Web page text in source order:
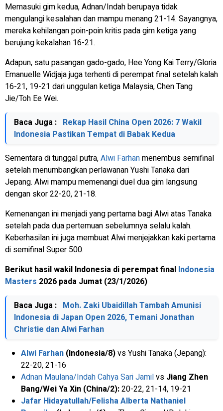
Memasuki gim kedua, Adnan/Indah berupaya tidak
mengulangi kesalahan dan mampu menang 21-14. Sayangnya,
mereka kehilangan poin-poin kritis pada gim ketiga yang
berujung kekalahan 16-21.
Adapun, satu pasangan gado-gado, Hee Yong Kai Terry/Gloria
Emanuelle Widjaja juga terhenti di perempat final setelah kalah
16-21, 19-21 dari unggulan ketiga Malaysia, Chen Tang
Jie/Toh Ee Wei.
Baca Juga : Rekap Hasil China Open 2026: 7 Wakil
Indonesia Pastikan Tempat di Babak Kedua
Sementara di tunggal putra,Alwi Farhanmenembus semifinal
setelah menumbangkan perlawanan Yushi Tanaka dari
Jepang. Alwi mampu memenangi duel dua gim langsung
dengan skor 22-20, 21-18.
Kemenangan ini menjadi yang pertama bagi Alwi atas Tanaka
setelah pada dua pertemuan sebelumnya selalu kalah.
Keberhasilan ini juga membuat Alwi menjejakkan kaki pertama
di semifinal Super 500.
Berikut hasil wakil Indonesia di perempat final Indonesia
Masters 2026 pada Jumat (23/1/2026)
Baca Juga : Moh. Zaki Ubaidillah Tambah Amunisi
Indonesia di Japan Open 2026, Temani Jonathan
Christie dan Alwi Farhan
Alwi Farhan (Indonesia/8)vs Yushi Tanaka (Jepang):
22-20, 21-16
Adnan Maulana/Indah Cahya Sari Jamilvs Jiang Zhen
Bang/Wei Ya Xin (China/2):20-22, 21-14, 19-21
Jafar Hidayatullah/Felisha Alberta Nathaniel